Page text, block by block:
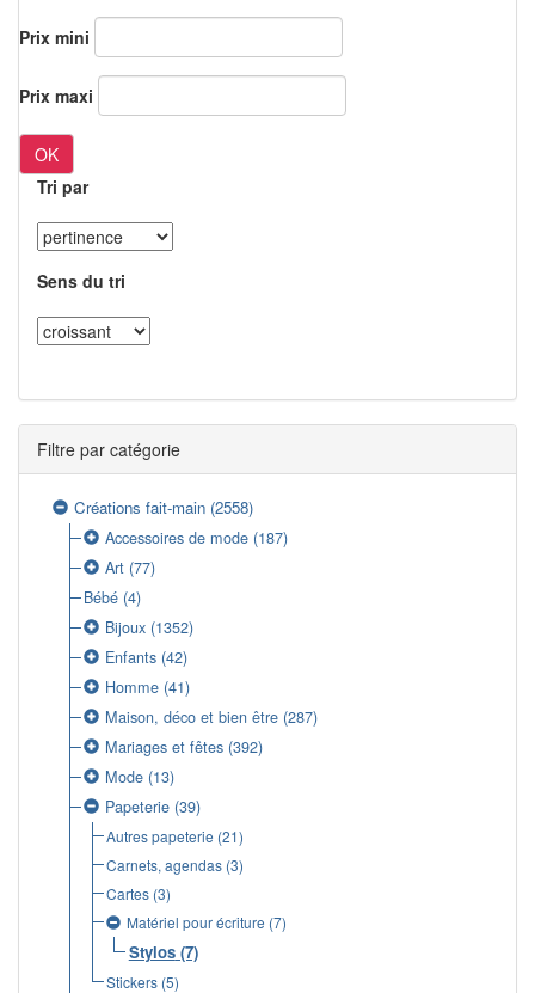
Prix mini
Prix maxi
OK
Tri par
Sens du tri
Filtre par catégorie
Créations fait-main (2558)
Accessoires de mode (187)
Art (77)
Bébé (4)
Bijoux (1352)
Enfants (42)
Homme (41)
Maison, déco et bien être (287)
Mariages et fêtes (392)
Mode (13)
Papeterie (39)
Autres papeterie (21)
Carnets, agendas(3)
Cartes(3)
Matériel pour écriture (7)
Stylos(7)
Stickers(5)